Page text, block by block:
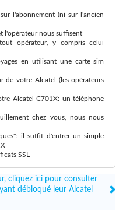
l'abonnement (ni sur l'ancien
l'opérateur nous suffisent
opérateur, y compris celui
en utilisant une carte sim
de votre Alcatel (les opérateurs
Alcatel C701X: un téléphone
chez vous, nous nous
il suffit d'entrer un simple
SSL
cliquez ici pour consulter
débloqué leur Alcatel